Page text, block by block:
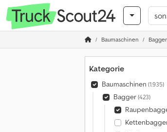
Baumaschinen Bagger
Kategorie
Baumaschinen (1.935)
Bagger(423)